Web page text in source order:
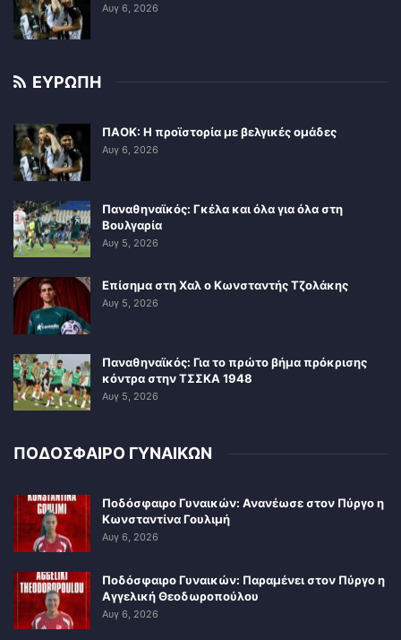
Αυγ 6, 2026
ΕΥΡΩΠΗ
ΠΑΟΚ: Η προϊστορία με βελγικές ομάδες
Αυγ 6, 2026
Παναθηναϊκός: Γκέλα και όλα για όλα στη
Βουλγαρία
Αυγ 5, 2026
Επίσημα στη Χαλ ο Κωνσταντής Τζολάκης
Αυγ 5, 2026
Παναθηναϊκός: Για το πρώτο βήμα πρόκρισης
κόντρα στην ΤΣΣΚΑ 1948
Αυγ 5, 2026
ΠΟΔΟΣΦΑΙΡΟ ΓΥΝΑΙΚΩΝ
Ποδόσφαιρο Γυναικών: Ανανέωσε στον Πύργο η
Κωνσταντίνα Γουλιμή
Αυγ 6, 2026
Ποδόσφαιρο Γυναικών: Παραμένει στον Πύργο η
Αγγελική Θεοδωροπούλου
Αυγ 6, 2026